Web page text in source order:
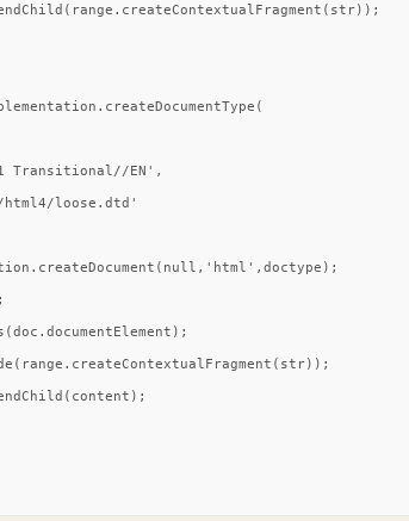
Transitional//EN',
loose.dtd'